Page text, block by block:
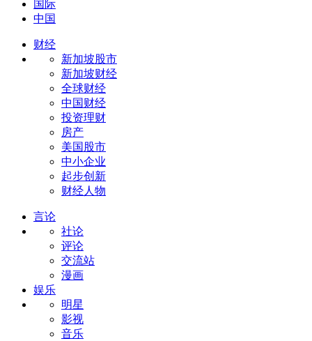
国际
中国
财经
新加坡股市
新加坡财经
全球财经
中国财经
投资理财
房产
美国股市
中小企业
起步创新
财经人物
言论
社论
评论
交流站
漫画
娱乐
明星
影视
音乐